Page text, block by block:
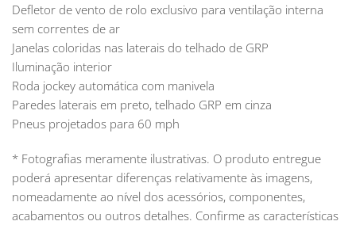
Defletor de vento de rolo exclusivo para ventilação interna
sem correntes de ar
Janelas coloridas nas laterais do telhado de GRP
Iluminação interior
Roda jockey automática com manivela
Paredes laterais em preto, telhado GRP em cinza
Pneus projetados para 60 mph
* Fotografias meramente ilustrativas. O produto entregue
poderá apresentar diferenças relativamente às imagens,
nomeadamente ao nível dos acessórios, componentes,
acabamentos ou outros detalhes. Confirme as características